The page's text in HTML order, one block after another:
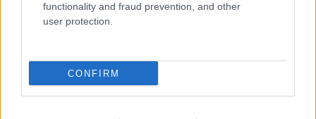
functionality and fraud prevention, and other
user protection.
CONFIRM
καταχώρηση